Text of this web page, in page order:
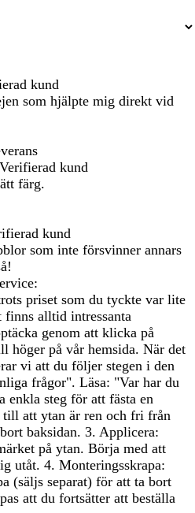
kund
som hjälpte mig direkt vid
Verifierad kund
färg.
kund
som inte försvinner annars
priset som du tyckte var lite
alltid intressanta
genom att klicka på
höger på vår hemsida. När det
vi att du följer stegen i den
frågor". Läsa: "Var har du
enkla steg för att fästa en
till att ytan är ren och fri från
baksidan. 3. Applicera:
på ytan. Börja med att
utåt. 4. Monteringsskrapa:
(säljs separat) för att ta bort
att du fortsätter att beställa